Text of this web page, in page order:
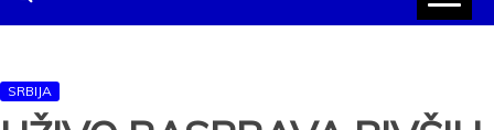
SRBIJA